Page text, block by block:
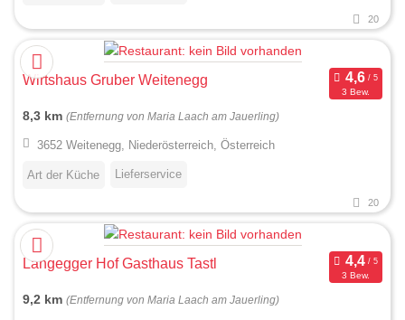
20
Wirtshaus Gruber Weitenegg
3 Bew.
8,3 km (Entfernung von Maria Laach am Jauerling)
3652 Weitenegg, Niederösterreich, Österreich
Art der Küche Lieferservice
20
Langegger Hof Gasthaus Tastl
3 Bew.
9,2 km (Entfernung von Maria Laach am Jauerling)